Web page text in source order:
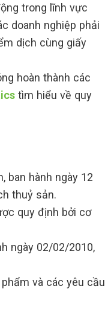
trong lĩnh vực
doanh nghiệp phải
dịch cùng giấy
hoàn thành các
tìm hiểu về quy
ban hành ngày 12
thuỷ sản.
quy định bởi cơ
ngày 02/02/2010,
và các yêu cầu